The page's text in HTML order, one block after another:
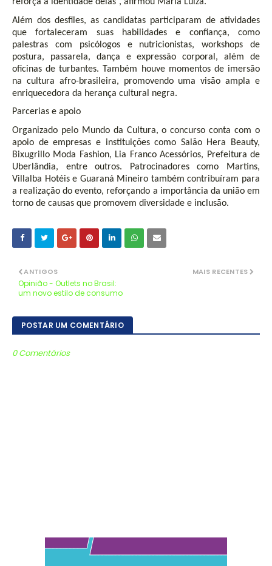
Além dos desfiles, as candidatas participaram de atividades
que fortaleceram suas habilidades e confiança, como
palestras com psicólogos e nutricionistas, workshops de
postura, passarela, dança e expressão corporal, além de
oficinas de turbantes. Também houve momentos de imersão
na cultura afro-brasileira, promovendo uma visão ampla e
enriquecedora da herança cultural negra.
Parcerias e apoio
Organizado pelo Mundo da Cultura, o concurso conta com o
apoio de empresas e instituições como Salão Hera Beauty,
Bixugrillo Moda Fashion, Lia Franco Acessórios, Prefeitura de
Uberlândia, entre outros. Patrocinadores como Martins,
Villalba Hotéis e Guaraná Mineiro também contribuíram para
a realização do evento, reforçando a importância da união em
torno de causas que promovem diversidade e inclusão.
MAIS RECENTES
ANTIGOS
Opinião - Outlets no Brasil:
um novo estilo de consumo
POSTAR UM COMENTÁRIO
0 Comentários